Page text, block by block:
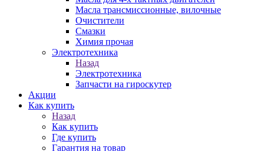
Масла трансмиссионные, вилочные
Очистители
Смазки
Химия прочая
Электротехника
Назад
Электротехника
Запчасти на гироскутер
Акции
Как купить
Назад
Как купить
Где купить
Гарантия на товар